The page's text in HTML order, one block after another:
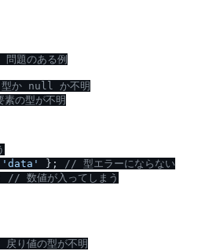
問題のある例
か null か不明
素の型が不明
'data' }; / / 型エラーにならない
/ / 数値が入ってしまう
戻り値の型が不明